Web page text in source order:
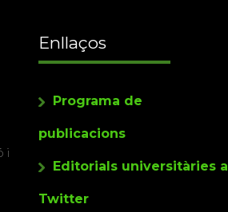
i
Enllaços
Programa de
publicacions
Editorials universitàries a
Twitter